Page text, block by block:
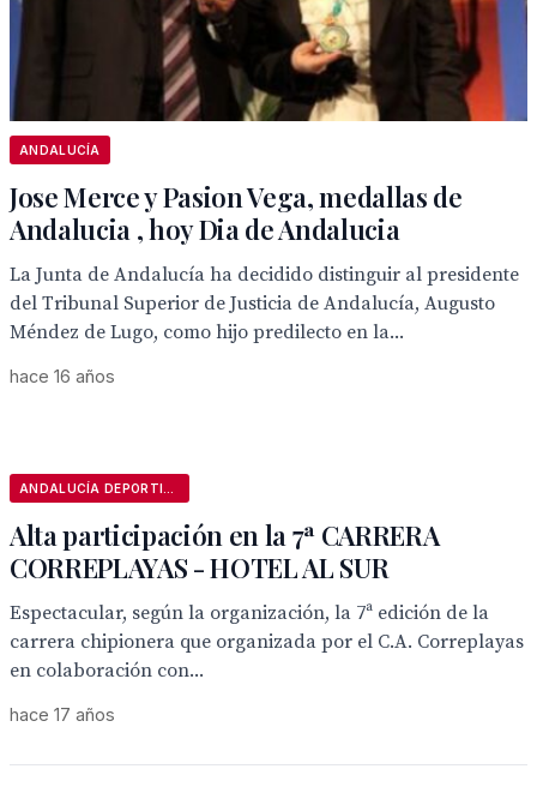
ANDALUCÍA
Jose Merce y Pasion Vega, medallas de
Andalucia , hoy Dia de Andalucia
La Junta de Andalucía ha decidido distinguir al presidente
del Tribunal Superior de Justicia de Andalucía, Augusto
Méndez de Lugo, como hijo predilecto en la...
hace 16 años
Alta participación en la 7ª CARRERA
CORREPLAYAS - HOTEL AL SUR
Espectacular, según la organización, la 7ª edición de la
carrera chipionera que organizada por el C.A. Correplayas
en colaboración con...
hace 17 años